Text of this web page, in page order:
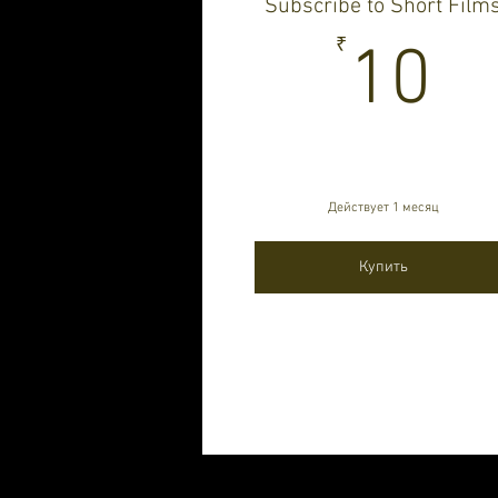
Subscribe to Short
₹ 10
Действует 1 месяц
Купить